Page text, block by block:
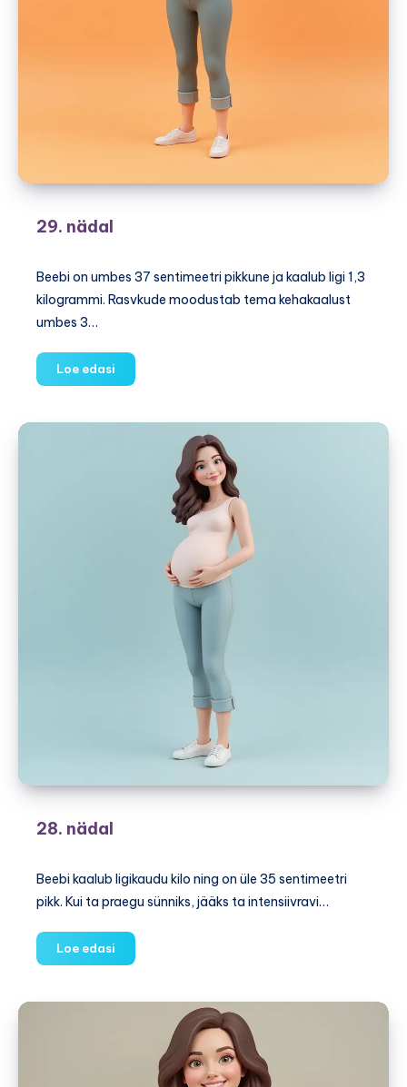
29. nädal
Beebi on umbes 37 sentimeetri pikkune ja kaalub ligi 1,3
kilogrammi. Rasvkude moodustab tema kehakaalust
umbes 3…
Loe edasi
nädal
28. nädal
Beebi kaalub ligikaudu kilo ning on üle 35 sentimeetri
pikk. Kui ta praegu sünniks, jääks ta intensiivravi…
Loe edasi
nädal